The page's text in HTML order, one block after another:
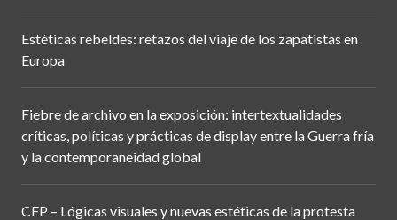
Estéticas rebeldes: retazos del viaje de los zapatistas en
Europa
Fiebre de archivo en la exposición: intertextualidades
críticas, políticas y prácticas de display entre la Guerra fría
y la contemporaneidad global
CFP – Lógicas visuales y nuevas estéticas de la protesta